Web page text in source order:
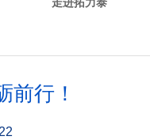
走进拓力泰
前行！